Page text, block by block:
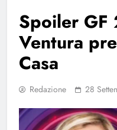
Spoiler GF
Ventura
Casa
Redazione 28